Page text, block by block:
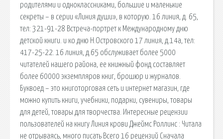
родителями и одноклассниками, большие и маленькие
секреты – в серии «Линия души», в которую. 16 линия, д. 65,
тел: 321-91-28 Встреча-портрет к Международному дню
детской книги. и ко дню Н.Островского 17 линия, д.14а, тел:
417-25-22. 16 линия, д.65 обслуживает более 5000
читателей нашего района, ее книжный фонд составляет
более 60000 экземпляров книг, брошюр и журналов.
Буквоед – это книготорговая сеть и интернет магазин, где
можно купить книги, учебники, подарки, сувениры, товары
для детей, товары для творчества. Интересные рецензии
пользователей на книгу Линия крови Джеймс Роллинс : Читала
не отрываясь, много писать Всего 16 рецензий Сначала